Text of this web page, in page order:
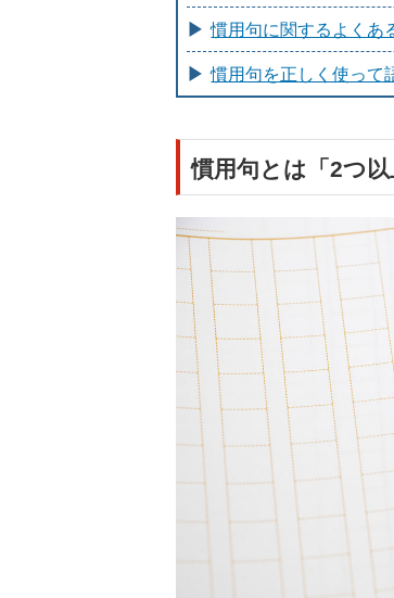
慣用句に関するよくあ
慣用句を正しく使って
慣用句とは「2つ